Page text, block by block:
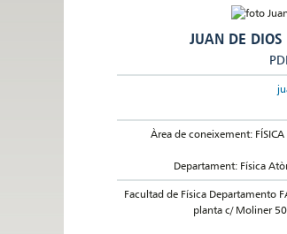
JUAN DE
Àrea de coneixement:
Departament: Física
Facultad de Física Departamento
planta c/ Moliner